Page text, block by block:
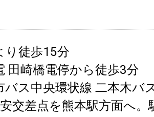
り徒歩15分
田崎橋電停から徒歩3分
バス中央環状線 二本木バ
交差点を熊本駅方面へ。